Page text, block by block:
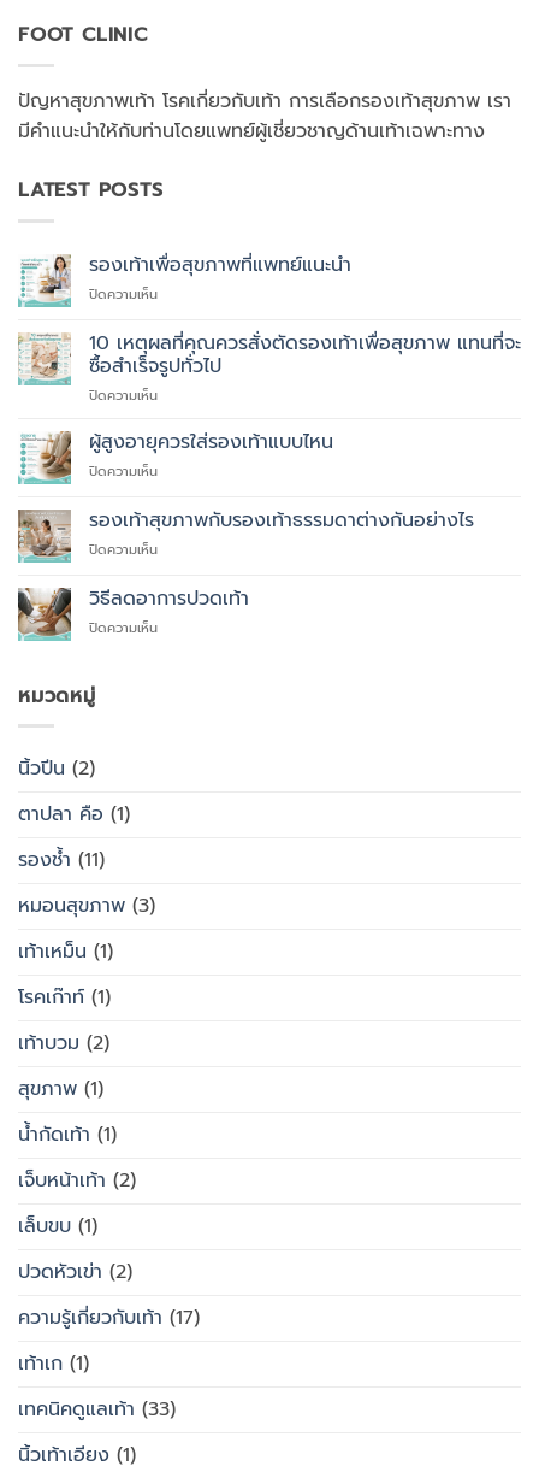
FOOT CLINIC
ปัญหาสุขภาพเท้า โรคเกี่ยวกับเท้า การเลือกรองเท้าสุขภาพ เรา
มีคำแนะนำให้กับท่านโดยแพทย์ผู้เชี่ยวชาญด้านเท้าเฉพาะทาง
LATEST POSTS
รองเท้าเพื่อสุขภาพที่แพทย์แนะนำ
ปิดความเห็นบน
เพื่อ
สุขภาพ
ที่
แพทย์
10 เหตุผลที่คุณควรสั่งตัดรองเท้าเพื่อสุขภาพ แทนที่จะ
ซื้อสำเร็จรูปทั่วไป
ปิดความเห็นบน
เหตุผล
คุณ
สั่ง
ตัด
รองเท้า
สุขภาพ
ผู้สูงอายุควรใส่รองเท้าแบบไหน
ปิดความเห็นบน
สูง
อายุ
ควร
รองเท้า
ไหน
รองเท้าสุขภาพกับรองเท้าธรรมดาต่างกันอย่างไร
ปิดความเห็นบน
สุขภาพ
กับ
รองเท้า
วิธีลดอาการปวดเท้า
ปิดความเห็นบน
หมวดหมู่
นิ้วปีน (2)
ตาปลา คือ (1)
รองช้ำ (11)
หมอนสุขภาพ (3)
เท้าเหม็น (1)
โรคเก๊าท์ (1)
เท้าบวม (2)
สุขภาพ (1)
น้ำกัดเท้า (1)
เจ็บหน้าเท้า (2)
เล็บขบ (1)
ปวดหัวเข่า (2)
ความรู้เกี่ยวกับเท้า (17)
เท้าเก (1)
เทคนิคดูแลเท้า (33)
นิ้วเท้าเอียง (1)